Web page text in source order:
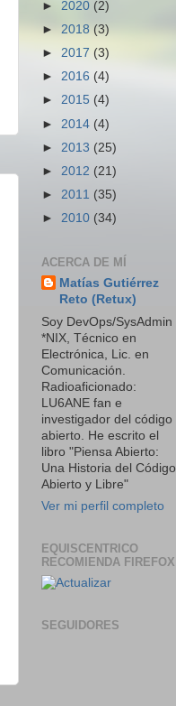
► 2020 (2)
► 2018 (3)
► 2017 (3)
► 2016 (4)
► 2015 (4)
► 2014 (4)
► 2013 (25)
► 2012 (21)
► 2011 (35)
► 2010 (34)
ACERCA DE MÍ
Matías Gutiérrez
Reto (Retux)
Soy DevOps/SysAdmin
*NIX, Técnico en
Electrónica, Lic. en
Comunicación.
Radioaficionado:
LU6ANE fan e
investigador del código
abierto. He escrito el
libro "Piensa Abierto:
Una Historia del Código
Abierto y Libre"
Ver mi perfil completo
EQUISCENTRICO
RECOMIENDA FIREFOX
SEGUIDORES